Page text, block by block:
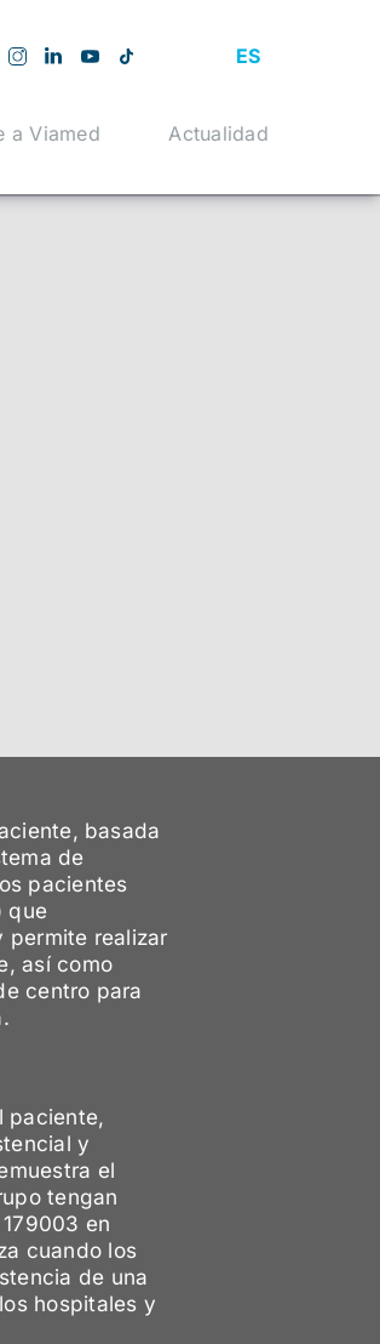
ES
a Viamed Actualidad
basada
de
pacientes
que
permite realizar
así como
centro para
paciente,
y
el
tengan
en
cuando los
de una
hospitales y